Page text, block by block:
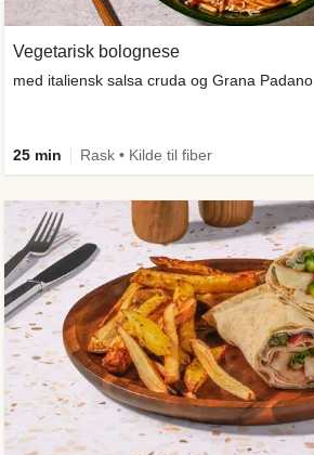
Vegetarisk bolognese
med italiensk salsa cruda og Grana Padano
25 min Rask • Kilde til fiber